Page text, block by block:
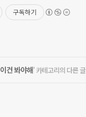
구독하기
이건 봐야해' 카테고리의 다른 글